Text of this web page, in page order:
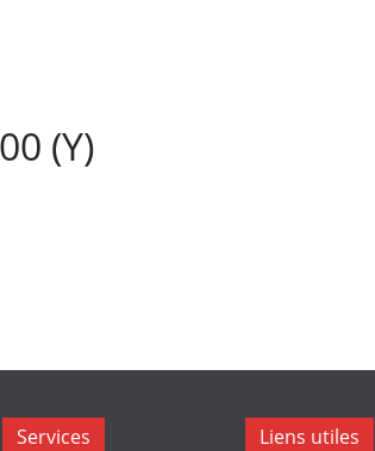
(Y)
Services Liens utiles